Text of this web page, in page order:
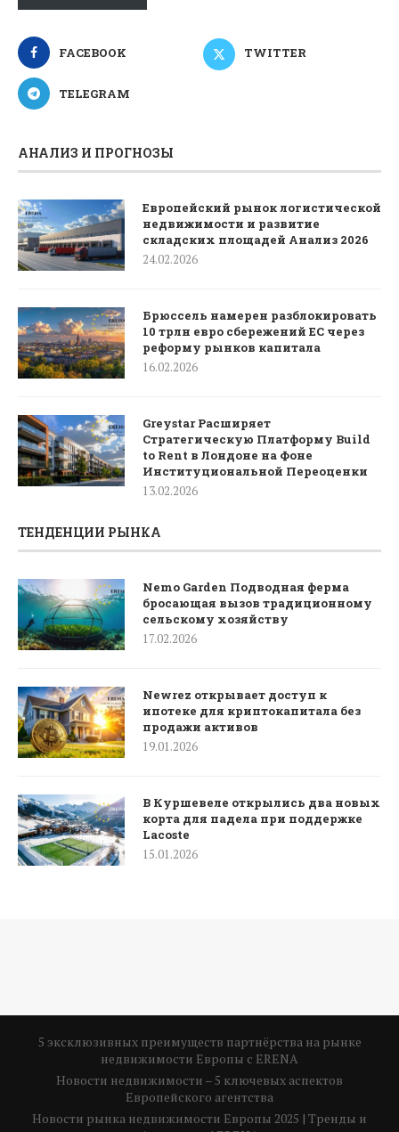
FACEBOOK TWITTER
TELEGRAM
АНАЛИЗ И ПРОГНОЗЫ
Европейский рынок логистической
недвижимости и развитие
складских площадей Анализ 2026
24.02.2026
Брюссель намерен разблокировать
10 трлн евро сбережений ЕС через
реформу рынков капитала
16.02.2026
Greystar Расширяет
Стратегическую Платформу Build
to Rent в Лондоне на Фоне
Институциональной Переоценки
13.02.2026
ТЕНДЕНЦИИ РЫНКА
Nemo Garden Подводная ферма
бросающая вызов традиционному
сельскому хозяйству
17.02.2026
Newrez открывает доступ к
ипотеке для криптокапитала без
продажи активов
19.01.2026
В Куршевеле открылись два новых
корта для падела при поддержке
Lacoste
15.01.2026
5 эксклюзивных преимуществ партнёрства на рынке
недвижимости Европы с ERENA
Новости недвижимости – 5 ключевых аспектов
Европейского агентства
Новости рынка недвижимости Европы 2025 | Тренды и